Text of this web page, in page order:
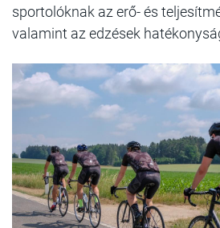
sportolóknak az erő- és
valamint az edzések